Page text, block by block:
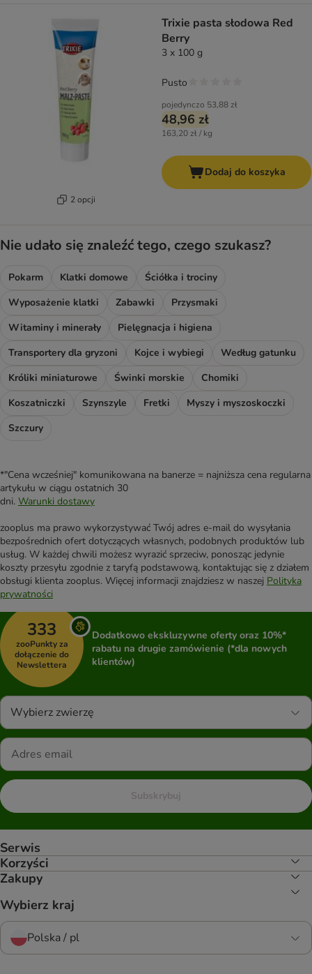
2 opcji
Trixie pasta słodowa Red
Berry
3 x 100 g
pojedynczo 53,88 zł
48,96 zł
163,20 zł / kg
Pusto
Dodaj do koszyka
Nie udało się znaleźć tego, czego szukasz?
Pokarm Klatki domowe
Ściółka i trociny
Wyposażenie klatki
Zabawki
Przysmaki
Witaminy i minerały
Pielęgnacja i higiena
Transportery dla gryzoni
Kojce i wybiegi
Według gatunku
Króliki miniaturowe
Świnki morskie
Chomiki
Koszatniczki
Szynszyle Fretki
Myszy i myszoskoczki
Szczury
*"Cena wcześniej" komunikowana na banerze = najniższa cena regularna
artykułu w ciągu ostatnich 30
dni. Warunki dostawy
zooplus ma prawo wykorzystywać Twój adres e-mail do wysyłania
bezpośrednich ofert dotyczących własnych, podobnych produktów lub
usług. W każdej chwili możesz wyrazić sprzeciw, ponosząc jedynie
koszty przesyłu zgodnie z taryfą podstawową, kontaktując się z działem
obsługi klienta zooplus. Więcej informacji znajdziesz w naszej Polityka
prywatności
333
zooPunkty za
dołączenie do
Newslettera
Dodatkowo ekskluzywne oferty oraz 10%*
rabatu na drugie zamówienie (*dla nowych
klientów)
Wybierz zwierzę
Subskrybuj
Serwis
Korzyści
Zakupy
Wybierz kraj
Polska / pl